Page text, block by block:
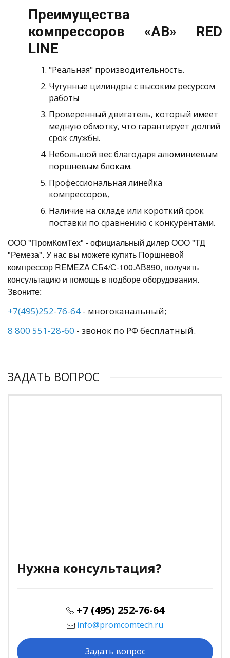
Преимущества
компрессоров «АB» RED
LINE
"Реальная" производительность.
Чугунные цилиндры с высоким ресурсом
работы
Проверенный двигатель, который имеет
медную обмотку, что гарантирует долгий
срок службы.
Небольшой вес благодаря алюминиевым
поршневым блокам.
Профессиональная линейка
компрессоров,
Наличие на складе или короткий срок
поставки по сравнению с конкурентами.
ООО "ПромКомТех" - официальный дилер ООО "ТД
"Ремеза". У нас вы можете купить Поршневой
компрессор REMEZA СБ4/С-100.АВ890, получить
консультацию и помощь в подборе оборудования.
Звоните:
+7(495)252-76-64 - многоканальный;
8 800 551-28-60 - звонок по РФ бесплатный.
ЗАДАТЬ ВОПРОС
Нужна консультация?
+7 (495) 252-76-64
info@promcomtech.ru
Задать вопрос